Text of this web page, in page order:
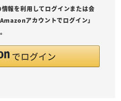
報を利用してログインまたは会
アカウントでログイン」